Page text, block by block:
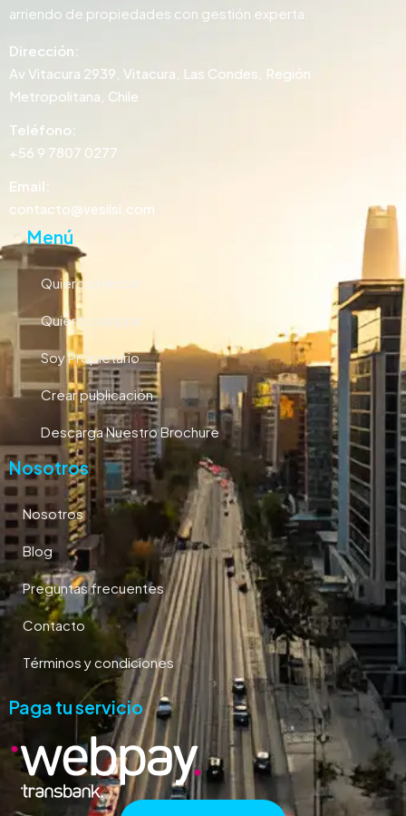
arriendo de propiedades con gestión experta.
Dirección:
Av Vitacura 2939, Vitacura, Las Condes, Región
Metropolitana, Chile
Teléfono:
+56 9 7807 0277
Email:
contacto@vesilsi.com
Menú
Quiero arrendar
Quiero comprar
Soy Propietario
Crear publicación
Descarga Nuestro Brochure
Nosotros
Nosotros
Blog
Preguntas frecuentes
Contacto
Términos y condiciones
Paga tu servicio